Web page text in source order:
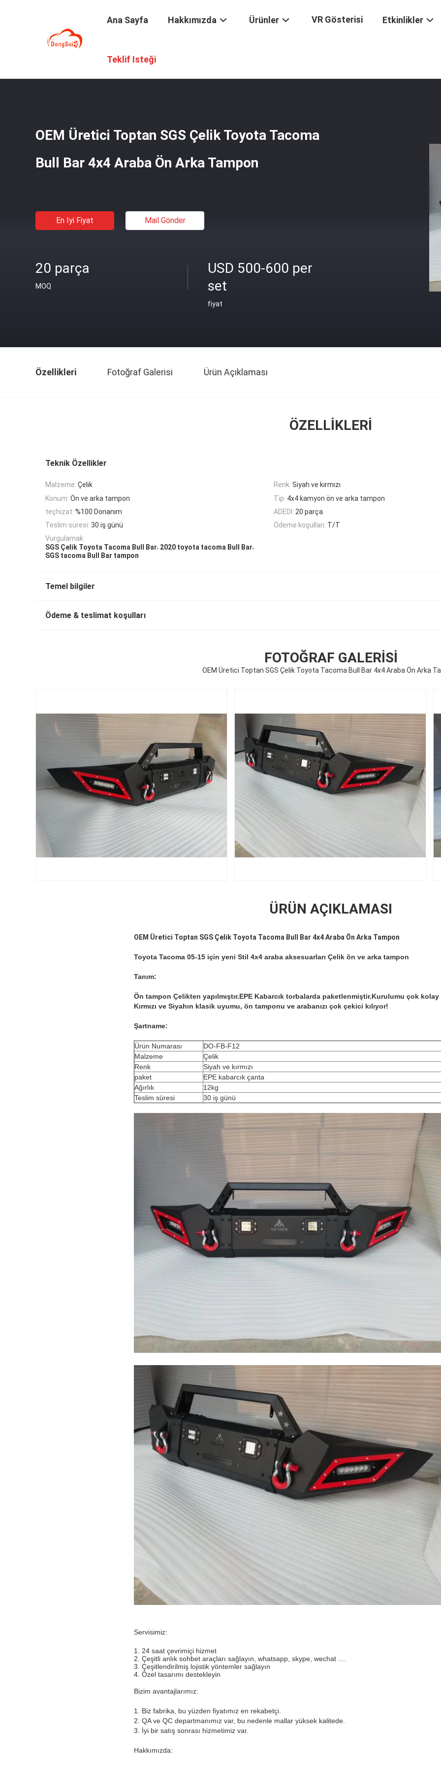
Ana Sayfa Hakkımızda Ürünler VR Gösterisi Etkinlikler
Teklif Isteği
OEM Üretici Toptan SGS Çelik Toyota Tacoma
Bull Bar 4x4 Araba Ön Arka Tampon
En Iyi Fiyat Mail Gönder
20 parça
MOQ
USD 500-600 per
set
fiyat
Özellikleri Fotoğraf Galerisi Ürün Açıklaması
ÖZELLIKLERI
Teknik Özellikler
Malzeme: Çelik Renk: Siyah ve kırmızı
Konum: Ön ve arka tampon Tip: 4x4 kamyon ön ve arka tampon
teçhizat: %100 Donanım ADEDI: 20 parça
Teslim süresi: 30 iş günü Ödeme koşulları: T/T
Vurgulamak:
SGS Çelik Toyota Tacoma Bull Bar, 2020 toyota tacoma Bull Bar,
SGS tacoma Bull Bar tampon
Temel bilgiler
Ödeme & teslimat koşulları
FOTOĞRAF GALERISI
OEM Üretici Toptan SGS Çelik Toyota Tacoma Bull Bar 4x4 Araba Ön Arka
ÜRÜN AÇIKLAMASI
OEM Üretici Toptan SGS Çelik Toyota Tacoma Bull Bar 4x4 Araba Ön Arka Tampon
Toyota Tacoma 05-15 için yeni Stil 4x4 araba aksesuarları Çelik ön ve arka tampon
Tanım:
Ön tampon Çelikten yapılmıştır.EPE Kabarcık torbalarda paketlenmiştir.Kurulumu çok kolay
Kırmızı ve Siyahın klasik uyumu, ön tamponu ve arabanızı çok çekici kılıyor!
Şartname:
Ürün Numarası
DO-FB-F12
Malzeme
Çelik
Renk
Siyah ve kırmızı
paket
EPE kabarcık çanta
Ağırlık
12kg
Teslim süresi
30 iş günü
Servisimiz:
1. 24 saat çevrimiçi hizmet
2. Çeşitli anlık sohbet araçları sağlayın, whatsapp, skype, wechat ....
3. Çeşitlendirilmiş lojistik yöntemler sağlayın
4. Özel tasarımı destekleyin
Bizim avantajlarımız:
1. Biz fabrika, bu yüzden fiyatımız en rekabetçi.
2. QA ve QC departmanımız var, bu nedenle mallar yüksek kalitede.
3. İyi bir satış sonrası hizmetimiz var.
Hakkımızda: